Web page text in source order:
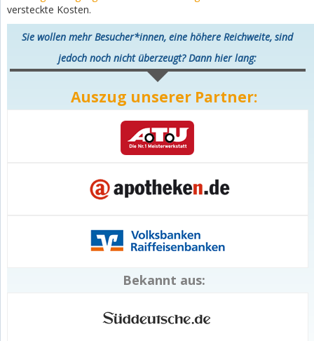
versteckte Kosten.
Sie wollen mehr Besucher*innen, eine höhere Reichweite, sind
jedoch noch nicht überzeugt? Dann hier lang:
Auszug unserer Partner:
Bekannt aus: